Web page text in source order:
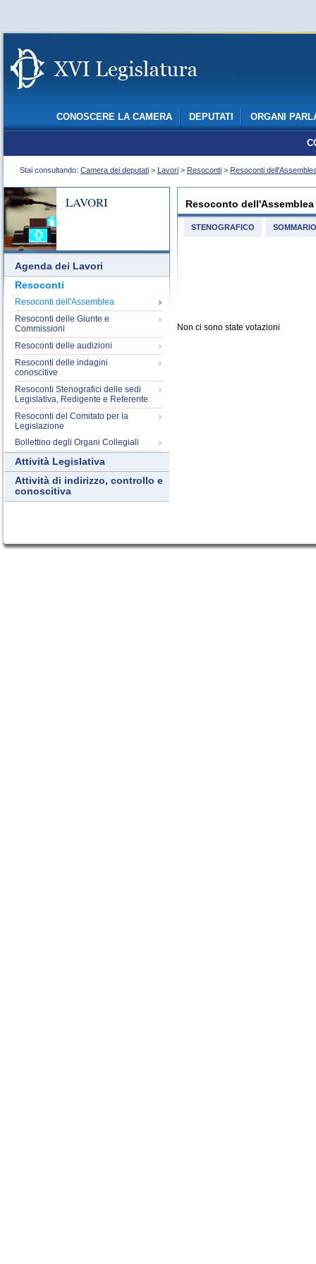
CONOSCERE LA CAMERA DEPUTATI ORGANI
Stai consultando: Camera dei deputati > Lavori > Resoconti > Resoconti
LAVORI
Agenda dei Lavori
Resoconti
Resoconti dell'Assemblea
Resoconti delle Giunte e
Commissioni
Resoconti delle audizioni
Resoconti delle indagini
conoscitive
Resoconti Stenografici delle sedi
Legislativa, Redigente e Referente
Resoconti del Comitato per la
Legislazione
Bollettino degli Organi Collegiali
Attività Legislativa
Attività di indirizzo, controllo e
conoscitiva
Resoconto dell'Assemblea
STENOGRAFICO SOMMARIO
Non ci sono state votazioni